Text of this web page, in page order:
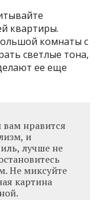
квартиры.
комнаты с
светлые тона,
ее еще
вам нравится
и
лучше не
Не миксуйте
картина